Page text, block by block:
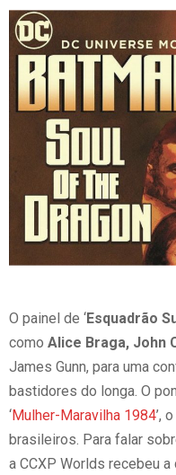
O painel de ‘Esquadrão
como Alice Braga, John
James Gunn, para uma
bastidores do longa. O
‘Mulher-Maravilha 1984’,
brasileiros. Para falar
a CCXP Worlds recebeu